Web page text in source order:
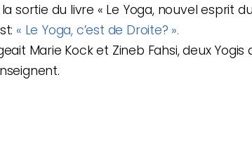
sortie du livre « Le Yoga, nouvel esprit
« Le Yoga, c’est de Droite? ».
Marie Kock et Zineb Fahsi, deux